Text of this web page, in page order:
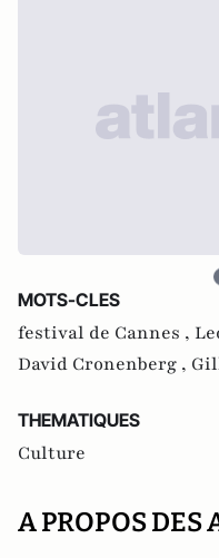
MOTS-CLES
festival de Cannes ,
David Cronenberg ,
THEMATIQUES
Culture
A PROPOS DES